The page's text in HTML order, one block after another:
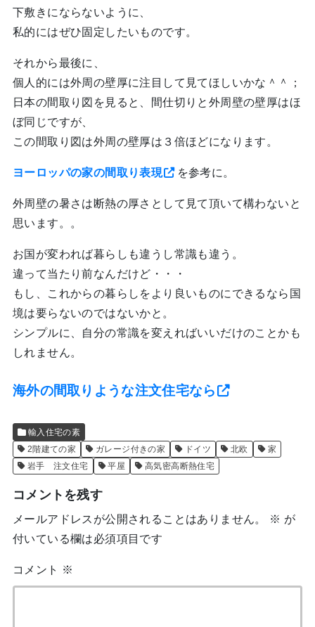
下敷きにならないように、
私的にはぜひ固定したいものです。
それから最後に、
個人的には外周の壁厚に注目して見てほしいかな＾＾；
日本の間取り図を見ると、間仕切りと外周壁の壁厚はほ
ぼ同じですが、
この間取り図は外周の壁厚は３倍ほどになります。
ヨーロッパの家の間取り表現 を参考に。
外周壁の暑さは断熱の厚さとして見て頂いて構わないと
思います。。
お国が変われば暮らしも違うし常識も違う。
違って当たり前なんだけど・・・
もし、これからの暮らしをより良いものにできるなら国
境は要らないのではないかと。
シンプルに、自分の常識を変えればいいだけのことかも
しれません。
海外の間取りような注文住宅なら
輸入住宅の素
2階建ての家
ガレージ付きの家 ドイツ 北欧
家
岩手 注文住宅
平屋 高気密高断熱住宅
コメントを残す
メールアドレスが公開されることはありません。 ※ が
付いている欄は必須項目です
コメント ※